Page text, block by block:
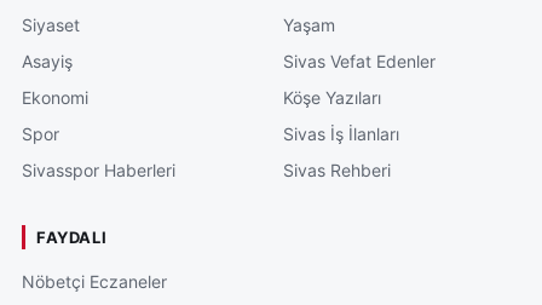
Siyaset
Asayiş
Ekonomi
Spor
Sivasspor Haberleri
Yaşam
Sivas Vefat Edenler
Köşe Yazıları
Sivas İş İlanları
Sivas Rehberi
FAYDALI
Nöbetçi Eczaneler